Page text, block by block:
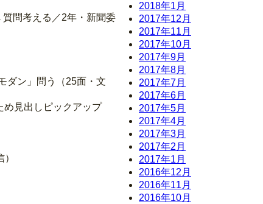
問考える／2年・新聞委
ダン」問う（25面・文
見出しピックアップ
2018年1月
2017年12月
2017年11月
2017年10月
2017年9月
2017年8月
2017年7月
2017年6月
2017年5月
2017年4月
2017年3月
2017年2月
2017年1月
2016年12月
2016年11月
2016年10月